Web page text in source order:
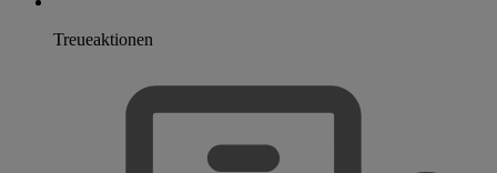
Treueaktionen